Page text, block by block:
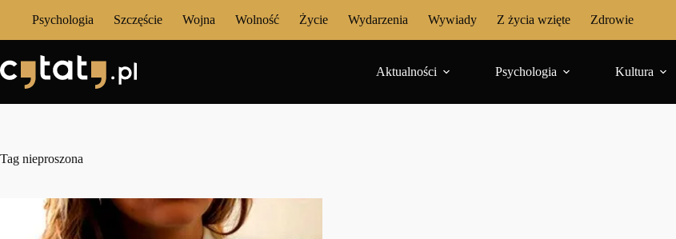
Psychologia Szczęście Wojna Wolność Życie Wydarzenia Wywiady Z życia wzięte Zdrowie
Aktualności Psychologia Kultura
Tag nieproszona